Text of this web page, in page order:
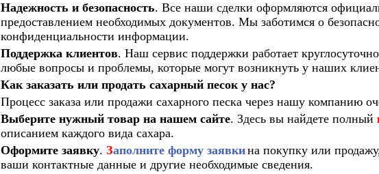
Надежность и безопасность. Все наши сделки оформляются
предоставлением необходимых документов. Мы заботимся о
конфиденциальности информации.
Поддержка клиентов. Наш сервис поддержки работает
любые вопросы и проблемы, которые могут возникнуть у наших
Как заказать или продать сахарный песок у нас?
Процесс заказа или продажи сахарного песка через нашу компанию
Выберите нужный товар на нашем сайте. Здесь вы найдете полный
описанием каждого вида сахара.
Оформите заявку. Заполните форму заявкина покупку или
ваши контактные данные и другие необходимые сведения.